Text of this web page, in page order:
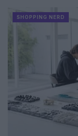
SHOPPING NERD